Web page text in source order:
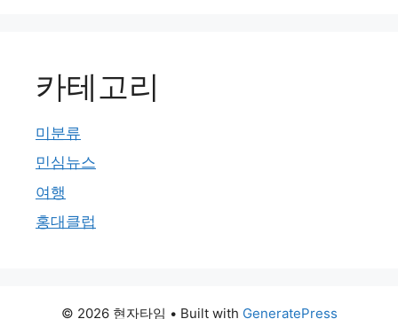
카테고리
미분류
민심뉴스
여행
홍대클럽
© 2026 현자타임 • Built with GeneratePress